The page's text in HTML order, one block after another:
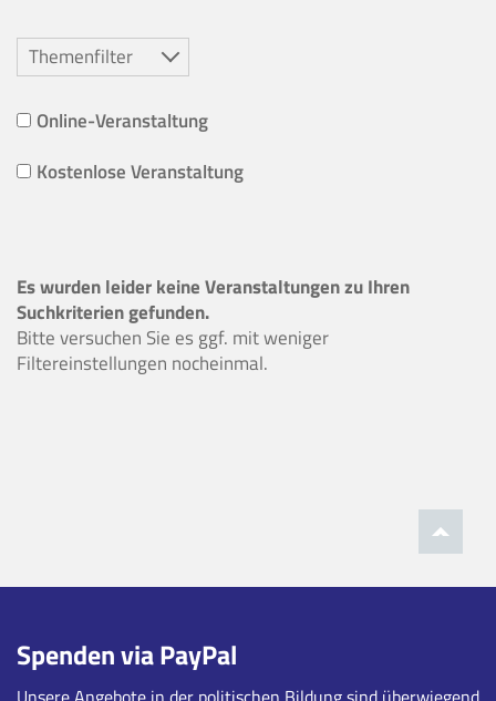
Themenfilter
Online-Veranstaltung
Kostenlose Veranstaltung
Es wurden leider keine Veranstaltungen zu Ihren
Suchkriterien gefunden.
Bitte versuchen Sie es ggf. mit weniger
Filtereinstellungen nocheinmal.
Spenden via PayPal